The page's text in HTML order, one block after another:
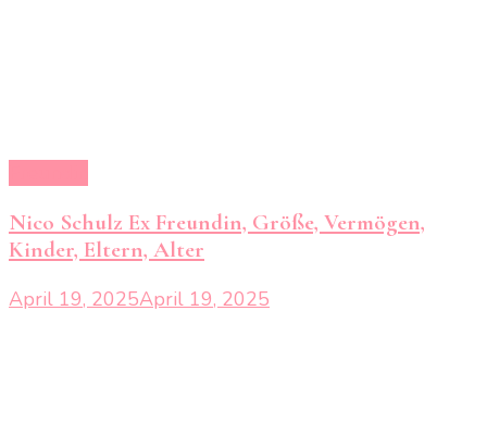
Nico Schulz Ex Freundin, Größe, Vermögen,
Kinder, Eltern, Alter
April 19, 2025April 19, 2025